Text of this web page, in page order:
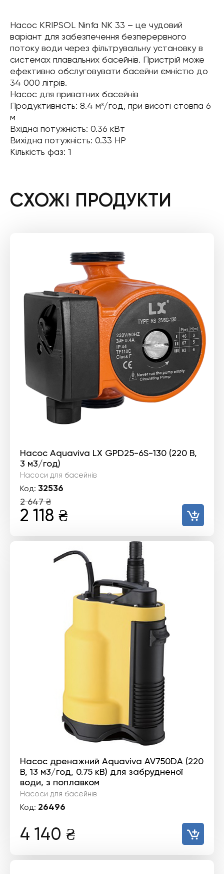
Насос KRIPSOL Ninfa NK 33 – це чудовий
варіант для забезпечення безперервного
потоку води через фільтрувальну установку в
системах плавальних басейнів. Пристрій може
ефективно обслуговувати басейни ємністю до
34 000 літрів.
Насос для приватних басейнів
Продуктивність: 8.4 м³/год, при висоті стовпа 6
м
Вхідна потужність: 0.36 кВт
Вихідна потужність: 0.33 HP
Кількість фаз: 1
СХОЖІ ПРОДУКТИ
Насос Aquaviva LX GPD25-6S-130 (220 В,
3 м3/год)
Насоси для басейнів
Код: 32536
2 647₴
Оригінальна
ціна:
2 118 ₴
ціна:
2
118 ₴.
Насос дренажний Aquaviva AV750DA (220
В, 13 м3/год, 0.75 кВ) для забрудненої
води, з поплавком
Насоси для басейнів
Код: 26496
4 140 ₴